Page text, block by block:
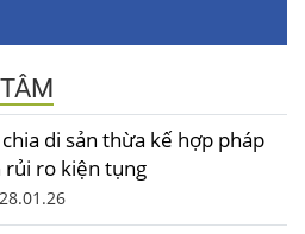
di sản thừa kế hợp pháp
ro kiện tụng